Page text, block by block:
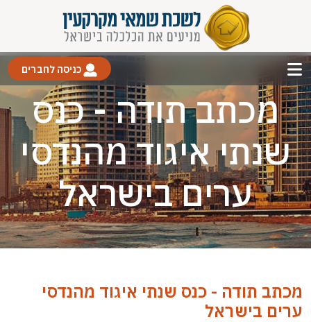
כניסה לחברים
מכתב תודה - כנס
שנתי איגוד מהנדסי
ערים בישראל
מכתב תודה - כנס שנתי איגוד מהנדסי
ערים בישראל